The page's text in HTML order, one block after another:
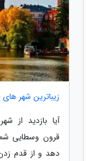
زیباترین شهر
آیا بازدید از
قرون وسطایی
دهد و از قدم